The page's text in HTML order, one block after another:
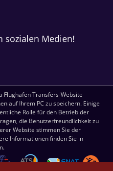
sozialen Medien!
Flughafen Transfers-Website
auf Ihrem PC zu speichern. Einige
Rolle für den Betrieb der
die Benutzerfreundlichkeit zu
Website stimmen Sie der
Informationen finden Sie in